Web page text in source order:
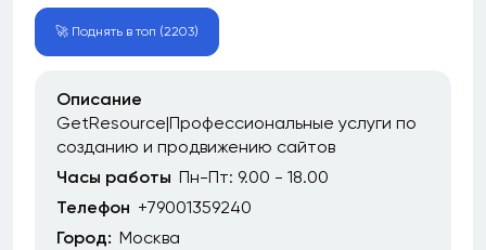
🚀 Поднять в топ (2203)
Описание
GetResource|Профессиональные услуги по
созданию и продвижению сайтов
Часы работы Пн-Пт: 9.00 - 18.00
Телефон +79001359240
Город: Москва